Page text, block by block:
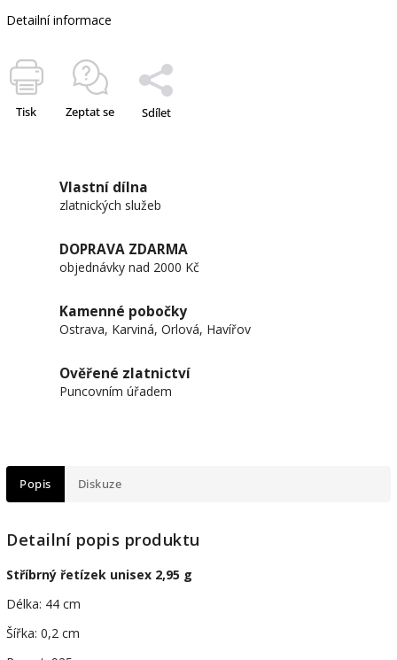
Detailní informace
Tisk Zeptat se Sdílet
Vlastní dílna
zlatnických služeb
DOPRAVA ZDARMA
objednávky nad 2000 Kč
Kamenné pobočky
Ostrava, Karviná, Orlová, Havířov
Ověřené zlatnictví
Puncovním úřadem
Popis Diskuze
Detailní popis produktu
Stříbrný řetízek unisex 2,95 g
Délka: 44 cm
Šířka: 0,2 cm